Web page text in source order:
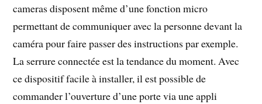
cameras disposent même d’une fonction micro
permettant de communiquer avec la personne devant la
caméra pour faire passer des instructions par exemple.
La serrure connectée est la tendance du moment. Avec
ce dispositif facile à installer, il est possible de
commander l’ouverture d’une porte via une appli